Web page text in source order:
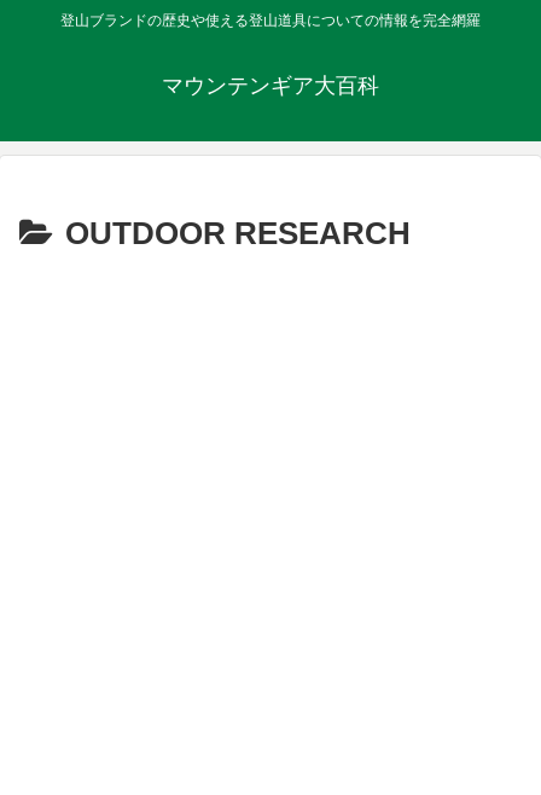
登山ブランドの歴史や使える登山道具についての情報を完全網羅
マウンテンギア大百科
OUTDOOR RESEARCH